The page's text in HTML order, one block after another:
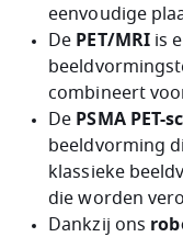
eenvoudige
De PET/MRI is
combineert
De PSMA PET-
beeldvorming
klassieke
die worden
Dankzij ons